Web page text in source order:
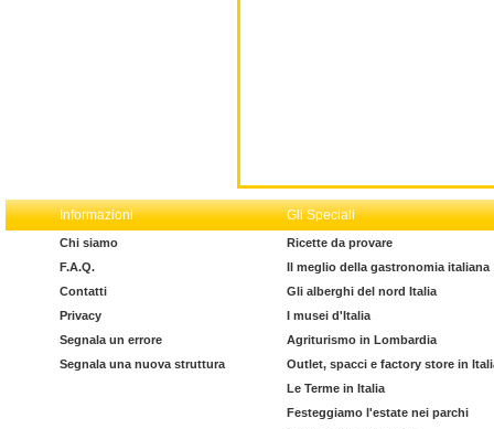
Informazioni Gli Speciali
Chi siamo
F.A.Q.
Contatti
Privacy
Segnala un errore
Segnala una nuova struttura
Ricette da provare
Il meglio della gastronomia italiana
Gli alberghi del nord Italia
I musei d'Italia
Agriturismo in Lombardia
Outlet, spacci e factory store in
Le Terme in Italia
Festeggiamo l'estate nei parchi